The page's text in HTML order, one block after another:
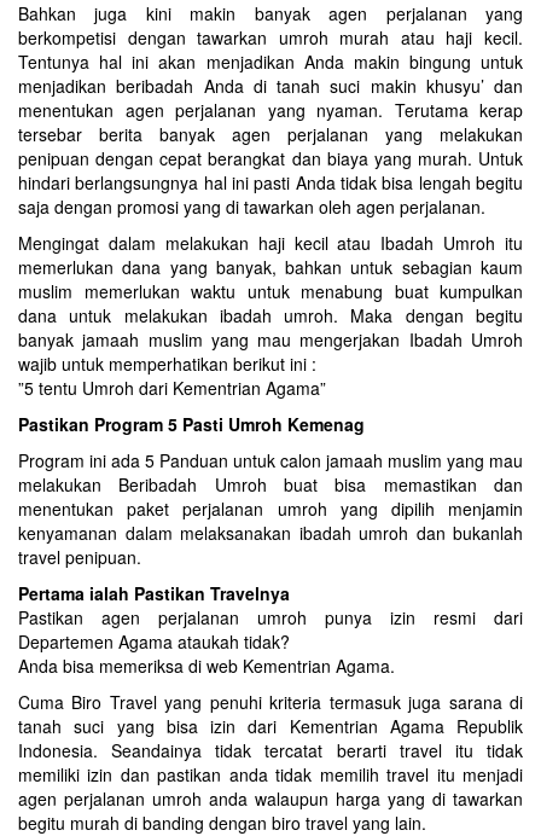
Bahkan juga kini makin banyak agen perjalanan yang
berkompetisi dengan tawarkan umroh murah atau haji kecil.
Tentunya hal ini akan menjadikan Anda makin bingung untuk
menjadikan beribadah Anda di tanah suci makin khusyu’ dan
menentukan agen perjalanan yang nyaman. Terutama kerap
tersebar berita banyak agen perjalanan yang melakukan
penipuan dengan cepat berangkat dan biaya yang murah. Untuk
hindari berlangsungnya hal ini pasti Anda tidak bisa lengah begitu
saja dengan promosi yang di tawarkan oleh agen perjalanan.
Mengingat dalam melakukan haji kecil atau Ibadah Umroh itu
memerlukan dana yang banyak, bahkan untuk sebagian kaum
muslim memerlukan waktu untuk menabung buat kumpulkan
dana untuk melakukan ibadah umroh. Maka dengan begitu
banyak jamaah muslim yang mau mengerjakan Ibadah Umroh
wajib untuk memperhatikan berikut ini :
”5 tentu Umroh dari Kementrian Agama”
Pastikan Program 5 Pasti Umroh Kemenag
Program ini ada 5 Panduan untuk calon jamaah muslim yang mau
melakukan Beribadah Umroh buat bisa memastikan dan
menentukan paket perjalanan umroh yang dipilih menjamin
kenyamanan dalam melaksanakan ibadah umroh dan bukanlah
travel penipuan.
Pertama ialah Pastikan Travelnya
Pastikan agen perjalanan umroh punya izin resmi dari
Departemen Agama ataukah tidak?
Anda bisa memeriksa di web Kementrian Agama.
Cuma Biro Travel yang penuhi kriteria termasuk juga sarana di
tanah suci yang bisa izin dari Kementrian Agama Republik
Indonesia. Seandainya tidak tercatat berarti travel itu tidak
memiliki izin dan pastikan anda tidak memilih travel itu menjadi
agen perjalanan umroh anda walaupun harga yang di tawarkan
begitu murah di banding dengan biro travel yang lain.